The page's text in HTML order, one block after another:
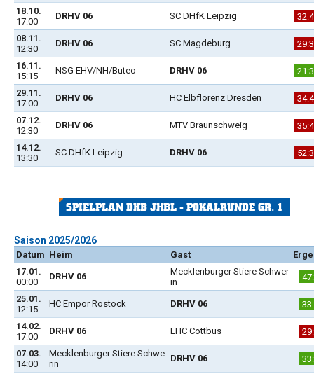
18.10.
17:00
DRHV 06 SC DHfK Leipzig
08.11.
12:30
DRHV 06 SC Magdeburg
16.11.
15:15
NSG EHV/NH/Buteo DRHV 06
29.11.
17:00
DRHV 06 HC Elbflorenz Dresden
07.12.
12:30
DRHV 06 MTV Braunschweig
14.12.
13:30
SC DHfK Leipzig DRHV 06
SPIELPLAN DHB JHBL - POKALRUNDE GR. 1
Saison 2025/2026
Datum Heim Gast
17.01.
00:00
DRHV 06
Mecklenburger Stiere Schwer
in
25.01.
12:15
HC Empor Rostock DRHV 06
14.02.
17:00
DRHV 06 LHC Cottbus
07.03.
14:00
Mecklenburger Stiere Schwe
rin
DRHV 06